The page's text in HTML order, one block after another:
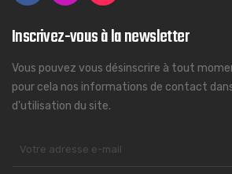
Inscrivez-vous à la newsletter
Vous pouvez vous désinscrire à tout
pour cela nos informations de contact
d'utilisation du site.